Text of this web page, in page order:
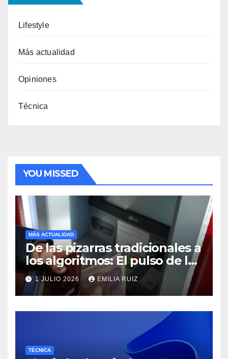
Lifestyle
Más actualidad
Opiniones
Técnica
YOU MISSED
MÁS ACTUALIDAD
De las pizarras tradicionales a
los algoritmos: El pulso de los
gigantes bancarios
1 JULIO 2026 EMILIA RUIZ
TÉCNICA